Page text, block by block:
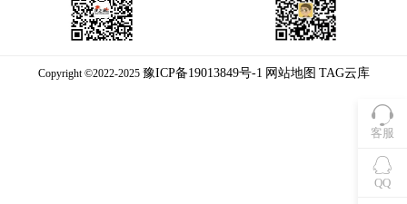
客服
QQ
Copyright ©2022-2025 豫ICP备19013849号-1 网站地图 TAG云库